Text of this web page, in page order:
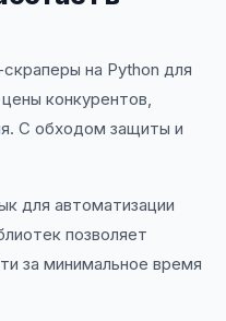
на Python для
конкурентов,
С обходом защиты и
для автоматизации
позволяет
за минимальное время